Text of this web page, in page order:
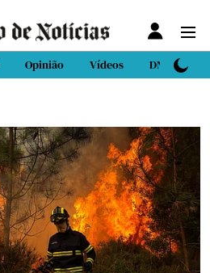
Opinião Vídeos DN Sport